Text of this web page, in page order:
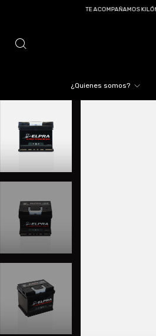
TE ACOMPAÑAMOS KILÓMETRO A KILÓMETRO
¿Quienes somos?